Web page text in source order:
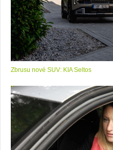
Zbrusu nové SUV: KIA Seltos